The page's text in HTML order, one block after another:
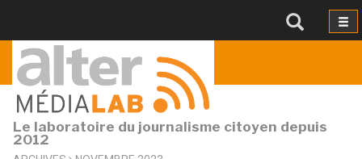
Le laboratoire du journalisme citoyen depuis
2012